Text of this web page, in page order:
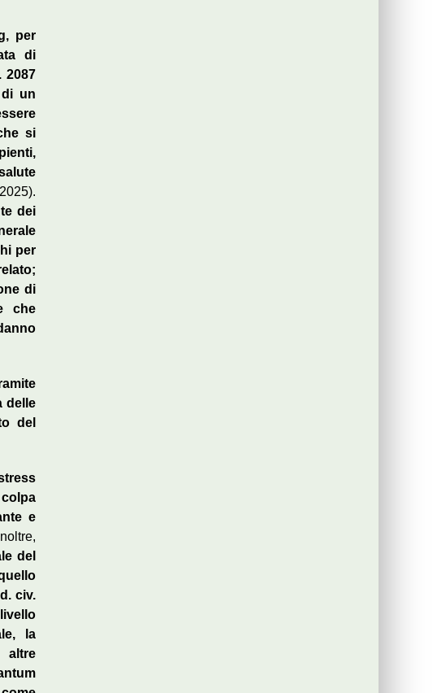
per
di
2087
un
si
dei
per
di
che
delle
del
e
del
civ.
la
altre